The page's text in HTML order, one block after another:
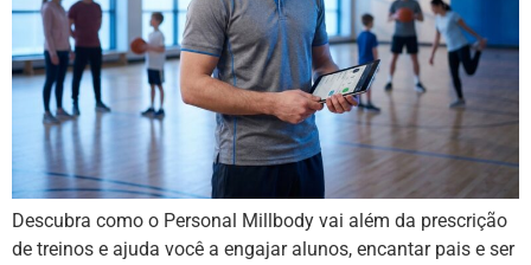
Descubra como o Personal Millbody vai além da prescrição
de treinos e ajuda você a engajar alunos, encantar pais e ser